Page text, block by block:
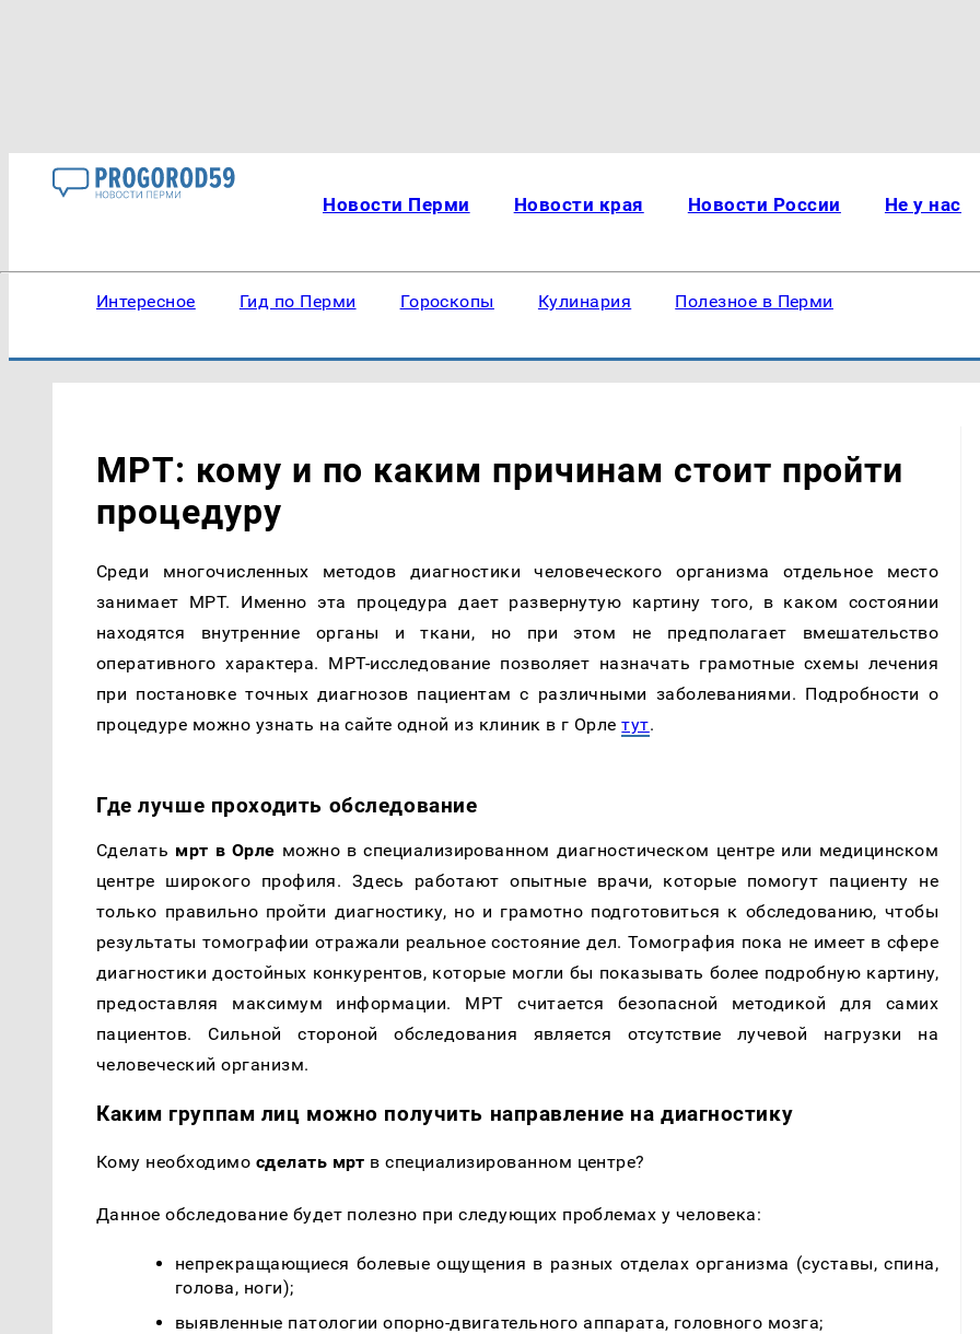
Новости Перми Новости края Новости России Не у нас
Интересное Гид по Перми Гороскопы Кулинария Полезное в Перми
МРТ: кому и по каким причинам стоит пройти
процедуру
Среди многочисленных методов диагностики человеческого организма отдельное место
занимает МРТ. Именно эта процедура дает развернутую картину того, в каком состоянии
находятся внутренние органы и ткани, но при этом не предполагает вмешательство
оперативного характера. МРТ-исследование позволяет назначать грамотные схемы лечения
при постановке точных диагнозов пациентам с различными заболеваниями. Подробности о
процедуре можно узнать на сайте одной из клиник в г Орлетут.
Где лучше проходить обследование
Сделать мрт в Орле можно в специализированном диагностическом центре или медицинском
центре широкого профиля. Здесь работают опытные врачи, которые помогут пациенту не
только правильно пройти диагностику, но и грамотно подготовиться к обследованию, чтобы
результаты томографии отражали реальное состояние дел. Томография пока не имеет в сфере
диагностики достойных конкурентов, которые могли бы показывать более подробную картину,
предоставляя максимум информации. МРТ считается безопасной методикой для самих
пациентов. Сильной стороной обследования является отсутствие лучевой нагрузки на
человеческий организм.
Каким группам лиц можно получить направление на диагностику
Кому необходимо сделать мрт в специализированном центре?
Данное обследование будет полезно при следующих проблемах у человека:
непрекращающиеся болевые ощущения в разных отделах организма (суставы, спина,
голова, ноги);
выявленные патологии опорно-двигательного аппарата, головного мозга;